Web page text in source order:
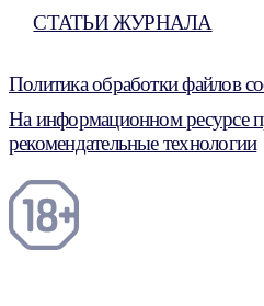
СТАТЬИ ЖУРНАЛА
Политика обработки файлов
На информационном ресурсе
рекомендательные технологии